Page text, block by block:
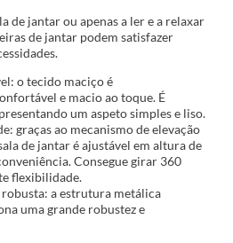
de jantar ou apenas a ler e a relaxar
de jantar podem satisfazer
o tecido maciço é
e macio ao toque. É
um aspeto simples e liso.
graças ao mecanismo de elevação
de jantar é ajustável em altura de
Consegue girar 360
flexibilidade.
a estrutura metálica
uma grande robustez e